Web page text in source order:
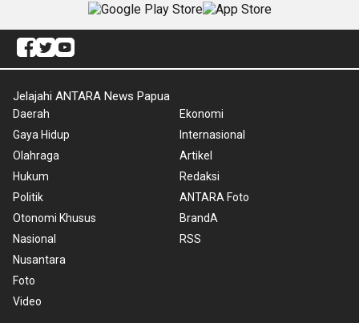
Jelajahi ANTARA News Papua
Daerah
Gaya Hidup
Olahraga
Hukum
Politik
Otonomi Khusus
Nasional
Nusantara
Foto
Video
Ekonomi
Internasional
Artikel
Redaksi
ANTARA Foto
BrandA
RSS